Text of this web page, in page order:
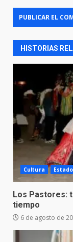
HISTORIAS
Cultura Estado
Los Pastores:
tiempo
6 de agosto de